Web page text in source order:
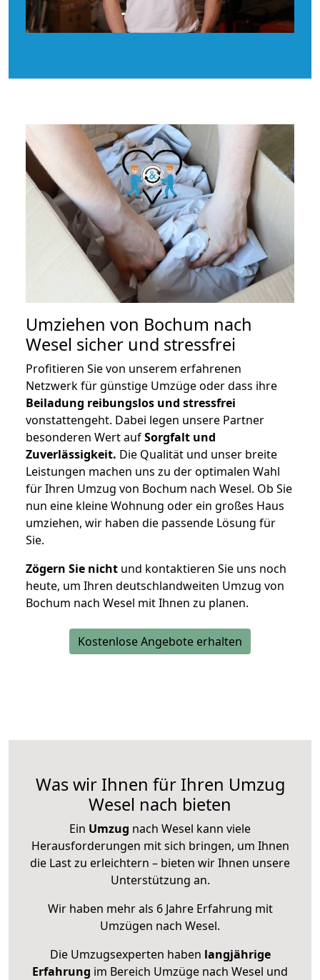
Umziehen von Bochum nach
Wesel sicher und stressfrei
Profitieren Sie von unserem erfahrenen
Netzwerk für günstige Umzüge oder dass ihre
Beiladung reibungslos und stressfrei
vonstattengeht. Dabei legen unsere Partner
besonderen Wert aufSorgfalt und
Zuverlässigkeit. Die Qualität und unser breite
Leistungen machen uns zu der optimalen Wahl
für Ihren Umzug von Bochum nach Wesel. Ob Sie
nun eine kleine Wohnung oder ein großes Haus
umziehen, wir haben die passende Lösung für
Sie.
Zögern Sie nicht und kontaktieren Sie uns noch
heute, um Ihren deutschlandweiten Umzug von
Bochum nach Wesel mit Ihnen zu planen.
Kostenlose Angebote erhalten
Was wir Ihnen für Ihren Umzug
Wesel nach bieten
Ein Umzug nach Wesel kann viele
Herausforderungen mit sich bringen, um Ihnen
die Last zu erleichtern – bieten wir Ihnen unsere
Unterstützung an.
Wir haben mehr als 6 Jahre Erfahrung mit
Umzügen nach Wesel.
Die Umzugsexperten haben langjährige
Erfahrung im Bereich Umzüge nach Wesel und